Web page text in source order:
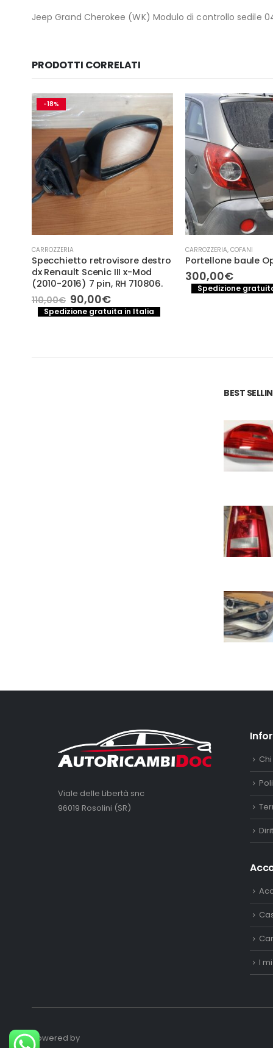
Jeep Grand Cherokee (WK) Modulo di controllo sedile
PRODOTTI CORRELATI
-18%
CARROZZERIA
Specchietto retrovisore destro
dx Renault Scenic III x-Mod
(2010-2016) 7 pin, RH 710806.
110,00€ Il
prezzo
originale
90,00€Il
prezzo
attuale
Spedizione gratuita in Italia
CARROZZERIA, COFANI
Portellone baule
300,00€
Spedizione
BEST
Viale delle Libertà snc
96019 Rosolini (SR)
I
Powered by